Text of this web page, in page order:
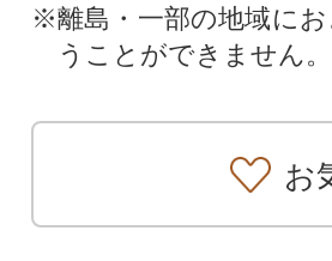
※離島・一部の地域に
うことができません。
お